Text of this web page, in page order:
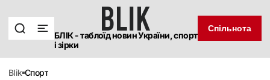
БЛІК - таблоїд новин України, спорт
і зірки
Спільнота
blik спорт